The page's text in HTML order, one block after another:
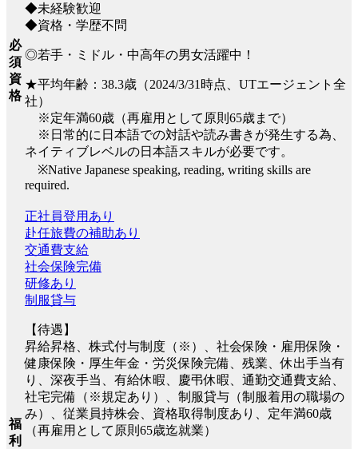
必
須
資
格
◆未経験歓迎
◆資格・学歴不問
◎若手・ミドル・中高年の男女活躍中！
★平均年齢：38.3歳（2024/3/31時点、UTエージェント全
社）
※定年満60歳（再雇用として原則65歳まで）
※日常的に日本語での対話や読み書きが発生する為、
ネイティブレベルの日本語スキルが必要です。
※Native Japanese speaking, reading, writing skills are
required.
福
利
正社員登用あり
赴任旅費の補助あり
交通費支給
社会保険完備
研修あり
制服貸与
【待遇】
昇給昇格、株式付与制度（※）、社会保険・雇用保険・
健康保険・厚生年金・労災保険完備、残業、休出手当有
り、深夜手当、有給休暇、慶弔休暇、通勤交通費支給、
社宅完備（※規定あり）、制服貸与（制服着用の職場の
み）、従業員持株会、資格取得制度あり、定年満60歳
（再雇用として原則65歳迄就業）